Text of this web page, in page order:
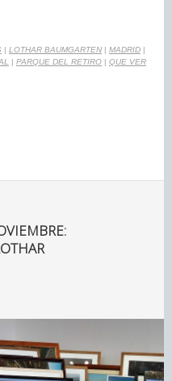
| LOTHAR BAUMGARTEN | MADRID |
| PARQUE DEL RETIRO | QUE VER